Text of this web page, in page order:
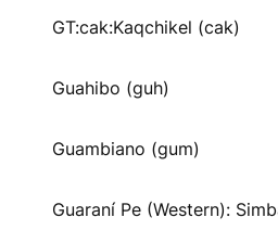
GT:cak:Kaqchikel (cak)
Guahibo (guh)
Guambiano (gum)
Guaraní Pe (Western):